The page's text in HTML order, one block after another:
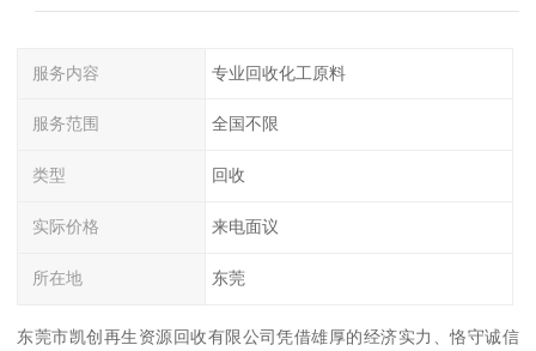
服务内容 专业回收化工原料
服务范围 全国不限
类型 回收
实际价格 来电面议
所在地 东莞
东莞市凯创再生资源回收有限公司凭借雄厚的经济实力、恪守诚信